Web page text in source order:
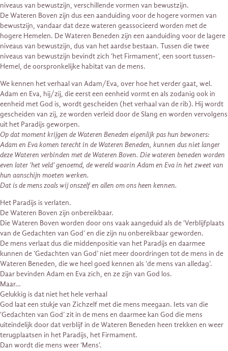
niveaus van bewustzijn, verschillende vormen van bewustzijn.
De Wateren Boven zijn dus een aanduiding voor de hogere vormen van
bewustzijn, vandaar dat deze wateren geassocieerd worden met de
hogere Hemelen. De Wateren Beneden zijn een aanduiding voor de lagere
niveaus van bewustzijn, dus van het aardse bestaan. Tussen die twee
niveaus van bewustzijn bevindt zich ‘het Firmament’, een soort tussen-
Hemel, de oorspronkelijke habitat van de mens.
We kennen het verhaal van Adam/Eva, over hoe het verder gaat, wel.
Adam en Eva, hij/zij, die eerst een eenheid vormt en als zodanig ook in
eenheid met God is, wordt gescheiden (het verhaal van de rib). Hij wordt
gescheiden van zij, ze worden verleid door de Slang en worden vervolgens
uit het Paradijs geworpen.
Op dat moment krijgen de Wateren Beneden eigenlijk pas hun bewoners:
Adam en Eva komen terecht in de Wateren Beneden, kunnen dus niet langer
deze Wateren verbinden met de Wateren Boven. Die wateren beneden worden
even later ‘het veld’ genoemd, de wereld waarin Adam en Eva in het zweet van
hun aanschijn moeten werken.
Dat is de mens zoals wij onszelf en allen om ons heen kennen.
Het Paradijs is verlaten.
De Wateren Boven zijn onbereikbaar.
Die Wateren Boven worden door ons vaak aangeduid als de ‘Verblijfplaats
van de Gedachten van God’ en die zijn nu onbereikbaar geworden.
De mens verlaat dus die middenpositie van het Paradijs en daarmee
kunnen de ‘Gedachten van God’ niet meer doordringen tot de mens in de
Wateren Beneden, die we heel goed kennen als ‘de mens van alledag’.
Daar bevinden Adam en Eva zich, en ze zijn van God los.
Maar…
Gelukkig is dat niet het hele verhaal
God laat een stukje van Zichzelf met die mens meegaan. Iets van die
‘Gedachten van God’ zit in de mens en daarmee kan God die mens
uiteindelijk door dat verblijf in de Wateren Beneden heen trekken en weer
terugplaatsen in het Paradijs, het Firmament.
Dan wordt die mens weer ‘Mens’.